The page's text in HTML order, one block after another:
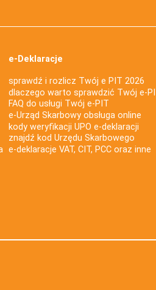
e-Deklaracje
sprawdź i rozlicz Twój e PIT 2026
dlaczego warto sprawdzić Twój e-
FAQ do usługi Twój e-PIT
e-Urząd Skarbowy obsługa online
kody weryfikacji UPO e-deklaracji
znajdź kod Urzędu Skarbowego
e-deklaracje VAT, CIT, PCC oraz inne